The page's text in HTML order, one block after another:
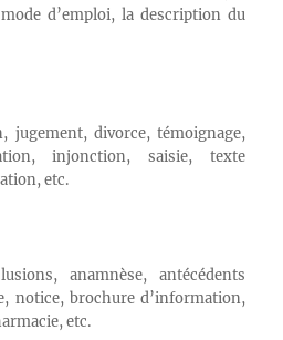
d’emploi, la description du
jugement, divorce, témoignage,
injonction, saisie, texte
etc.
anamnèse, antécédents
notice, brochure d’information,
etc.